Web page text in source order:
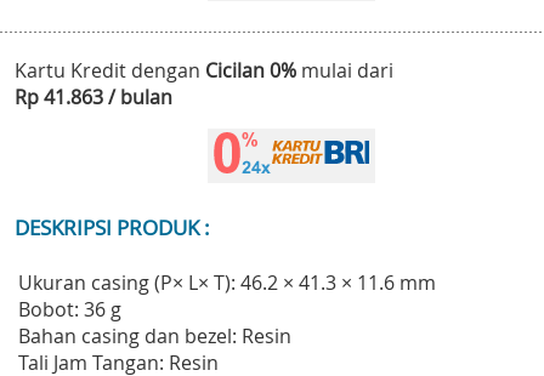
Kartu Kredit dengan Cicilan 0% mulai dari
Rp 41.863 / bulan
DESKRIPSI PRODUK :
Ukuran casing (P× L× T): 46.2 × 41.3 × 11.6 mm
Bobot: 36 g
Bahan casing dan bezel: Resin
Tali Jam Tangan: Resin